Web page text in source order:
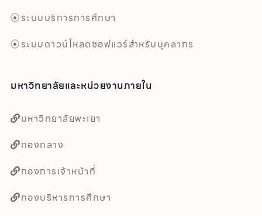
ระบบบริการการศึกษา
ระบบดาวน์โหลดซอฟแวร์สำหรับบุคลากร
มหาวิทยาลัยและหน่วยงานภายใน
มหาวิทยาลัยพะเยา
กองกลาง
กองการเจ้าหน้าที่
กองบริหารการศึกษา